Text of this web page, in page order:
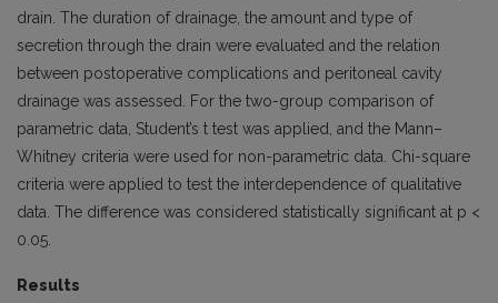
drain. The duration of drainage, the amount and type of
secretion through the drain were evaluated and the relation
between postoperative complications and peritoneal cavity
drainage was assessed. For the two-group comparison of
parametric data, Student’s t test was applied, and the Mann–
Whitney criteria were used for non-parametric data. Chi-square
criteria were applied to test the interdependence of qualitative
data. The difference was considered statistically significant at p <
0.05.
Results